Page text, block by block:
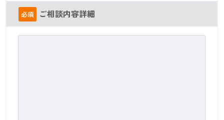
必須 ご相談内容詳細